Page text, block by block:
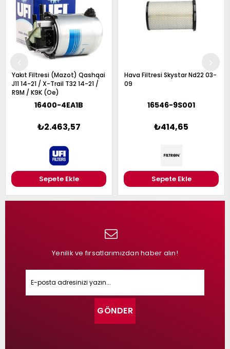
Yakıt Filtresi (Mazot) Qashqai
J11 14-21 / X-Trail T32 14-21 /
R9M / K9K (Oe)
16400-4EA1B
₺2.463,57
Sepete Ekle
Hava Filtresi Skystar Nd22 03-
09
16546-9S001
₺414,65
Sepete Ekle
Yenilik ve fırsatlarımızdan haber alın!
GÖNDER